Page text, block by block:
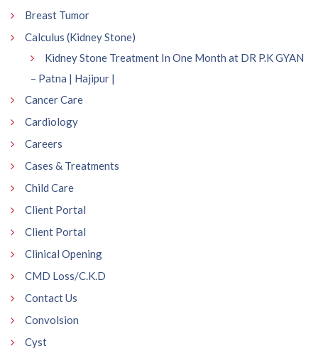
Breast Tumor
Calculus (Kidney Stone)
Kidney Stone Treatment In One Month at DR P.K GYAN
– Patna | Hajipur |
Cancer Care
Cardiology
Careers
Cases & Treatments
Child Care
Client Portal
Client Portal
Clinical Opening
CMD Loss/C.K.D
Contact Us
Convolsion
Cyst